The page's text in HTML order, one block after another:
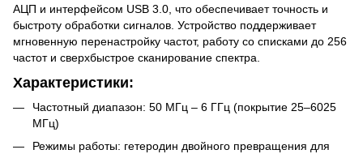
АЦП и интерфейсом USB 3.0, что обеспечивает точность и
быстроту обработки сигналов. Устройство поддерживает
мгновенную перенастройку частот, работу со списками до 256
частот и сверхбыстрое сканирование спектра.
Характеристики:
Частотный диапазон: 50 МГц – 6 ГГц (покрытие 25–6025
МГц)
Режимы работы: гетеродин двойного превращения для